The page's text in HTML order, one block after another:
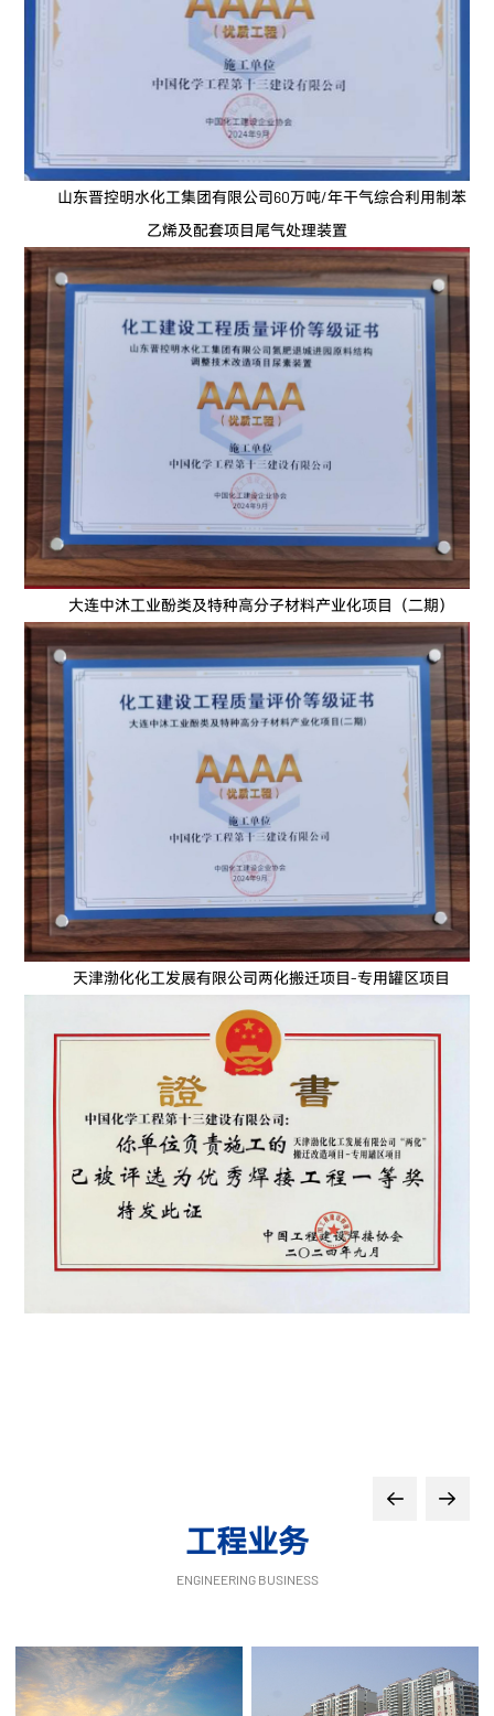
山东晋控明水化工集团有限公司60万吨/年干气综合利用制苯
乙烯及配套项目尾气处理装置
大连中沐工业酚类及特种高分子材料产业化项目（二期）
天津渤化化工发展有限公司两化搬迁项目-专用罐区项目
工程业务
ENGINEERING BUSINESS